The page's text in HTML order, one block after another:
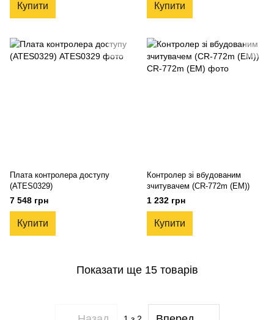
Купити Купити
Плата контролера доступу
(ATES0329)
7 548 грн
Купити
Контролер зі вбудованим
зчитувачем (CR-772m (EM))
1 232 грн
Купити
Показати ще 15 товарів